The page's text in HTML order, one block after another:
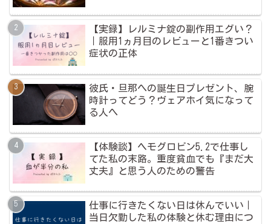
【実録】レルミナ錠の副作用エグい？
｜服用1ヵ月目のレビューと1番きつい
症状の正体
彼氏・旦那への誕生日プレゼント、腕
時計ってどう？ヴェアホイ気になって
る人へ
【体験談】ヘモグロビン5.2で仕事し
てた私の末路。重度貧血でも『まだ大
丈夫』と思う人のための警告
仕事に行きたくない日は休んでいい｜
当日欠勤した私の体験と休む理由につ